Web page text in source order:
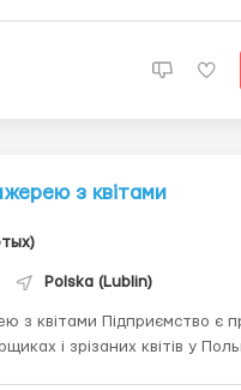
з квітами
Polska (Lublin)
є провідним
зрізаних квітів у Польщі. Ми